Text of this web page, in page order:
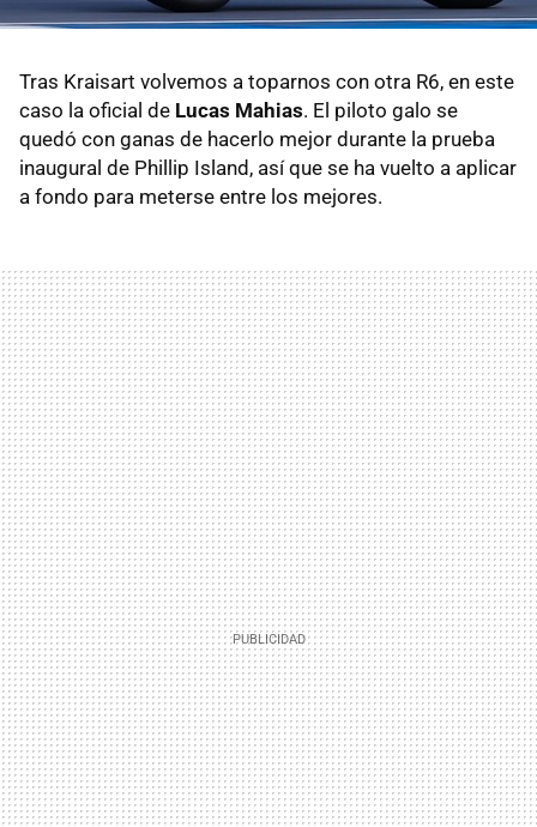
Tras Kraisart volvemos a toparnos con otra R6, en este
caso la oficial de Lucas Mahias. El piloto galo se
quedó con ganas de hacerlo mejor durante la prueba
inaugural de Phillip Island, así que se ha vuelto a aplicar
a fondo para meterse entre los mejores.